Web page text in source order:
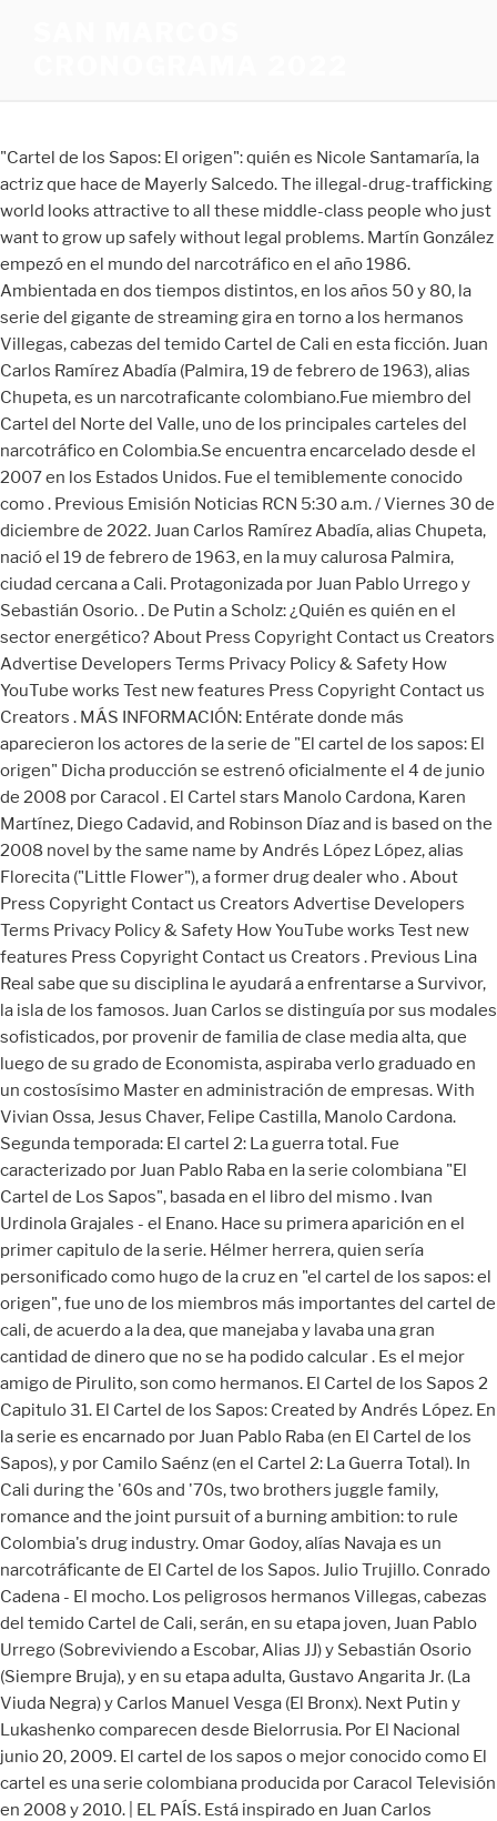
"Cartel de los Sapos: El origen": quién es Nicole Santamaría, la
actriz que hace de Mayerly Salcedo. The illegal-drug-trafficking
world looks attractive to all these middle-class people who just
want to grow up safely without legal problems. Martín González
empezó en el mundo del narcotráfico en el año 1986.
Ambientada en dos tiempos distintos, en los años 50 y 80, la
serie del gigante de streaming gira en torno a los hermanos
Villegas, cabezas del temido Cartel de Cali en esta ficción. Juan
Carlos Ramírez Abadía (Palmira, 19 de febrero de 1963), alias
Chupeta, es un narcotraficante colombiano.Fue miembro del
Cartel del Norte del Valle, uno de los principales carteles del
narcotráfico en Colombia.Se encuentra encarcelado desde el
2007 en los Estados Unidos. Fue el temiblemente conocido
como . Previous Emisión Noticias RCN 5:30 a.m. / Viernes 30 de
diciembre de 2022. Juan Carlos Ramírez Abadía, alias Chupeta,
nació el 19 de febrero de 1963, en la muy calurosa Palmira,
ciudad cercana a Cali. Protagonizada por Juan Pablo Urrego y
Sebastián Osorio. . De Putin a Scholz: ¿Quién es quién en el
sector energético? About Press Copyright Contact us Creators
Advertise Developers Terms Privacy Policy & Safety How
YouTube works Test new features Press Copyright Contact us
Creators . MÁS INFORMACIÓN: Entérate donde más
aparecieron los actores de la serie de "El cartel de los sapos: El
origen" Dicha producción se estrenó oficialmente el 4 de junio
de 2008 por Caracol . El Cartel stars Manolo Cardona, Karen
Martínez, Diego Cadavid, and Robinson Díaz and is based on the
2008 novel by the same name by Andrés López López, alias
Florecita ("Little Flower"), a former drug dealer who . About
Press Copyright Contact us Creators Advertise Developers
Terms Privacy Policy & Safety How YouTube works Test new
features Press Copyright Contact us Creators . Previous Lina
Real sabe que su disciplina le ayudará a enfrentarse a Survivor,
la isla de los famosos. Juan Carlos se distinguía por sus modales
sofisticados, por provenir de familia de clase media alta, que
luego de su grado de Economista, aspiraba verlo graduado en
un costosísimo Master en administración de empresas. With
Vivian Ossa, Jesus Chaver, Felipe Castilla, Manolo Cardona.
Segunda temporada: El cartel 2: La guerra total. Fue
caracterizado por Juan Pablo Raba en la serie colombiana "El
Cartel de Los Sapos", basada en el libro del mismo . Ivan
Urdinola Grajales - el Enano. Hace su primera aparición en el
primer capitulo de la serie. Hélmer herrera, quien sería
personificado como hugo de la cruz en "el cartel de los sapos: el
origen", fue uno de los miembros más importantes del cartel de
cali, de acuerdo a la dea, que manejaba y lavaba una gran
cantidad de dinero que no se ha podido calcular . Es el mejor
amigo de Pirulito, son como hermanos. El Cartel de los Sapos 2
Capitulo 31. El Cartel de los Sapos: Created by Andrés López. En
la serie es encarnado por Juan Pablo Raba (en El Cartel de los
Sapos), y por Camilo Saénz (en el Cartel 2: La Guerra Total). In
Cali during the '60s and '70s, two brothers juggle family,
romance and the joint pursuit of a burning ambition: to rule
Colombia's drug industry. Omar Godoy, alías Navaja es un
narcotráficante de El Cartel de los Sapos. Julio Trujillo. Conrado
Cadena - El mocho. Los peligrosos hermanos Villegas, cabezas
del temido Cartel de Cali, serán, en su etapa joven, Juan Pablo
Urrego (Sobreviviendo a Escobar, Alias JJ) y Sebastián Osorio
(Siempre Bruja), y en su etapa adulta, Gustavo Angarita Jr. (La
Viuda Negra) y Carlos Manuel Vesga (El Bronx). Next Putin y
Lukashenko comparecen desde Bielorrusia. Por El Nacional
junio 20, 2009. El cartel de los sapos o mejor conocido como El
cartel es una serie colombiana producida por Caracol Televisión
en 2008 y 2010. | EL PAÍS. Está inspirado en Juan Carlos